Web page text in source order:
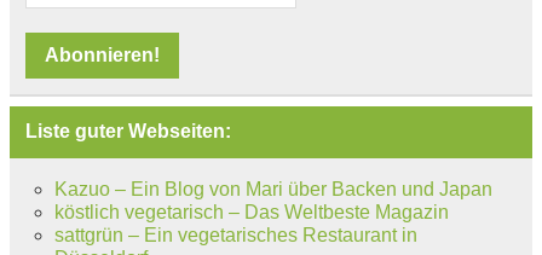
Liste guter Webseiten:
Kazuo – Ein Blog von Mari über Backen und Japan
köstlich vegetarisch – Das Weltbeste Magazin
sattgrün – Ein vegetarisches Restaurant in